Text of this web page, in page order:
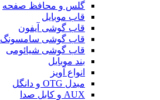
گلس و محافظ صفحه
قاب موبایل
قاب گوشی آیفون
قاب گوشی سامسونگ
قاب گوشی شیائومی
بند موبایل
انواع آویز
مبدل OTG و دانگل
AUX و کابل صدا